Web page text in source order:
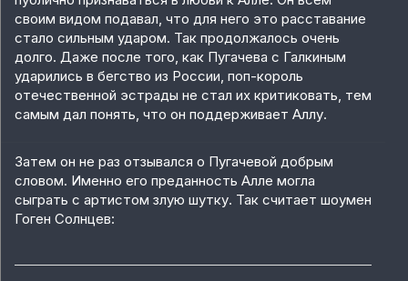
своим видом подавал, что для него это расставание
стало сильным ударом. Так продолжалось очень
долго. Даже после того, как Пугачева с Галкиным
ударились в бегство из России, поп-король
отечественной эстрады не стал их критиковать, тем
самым дал понять, что он поддерживает Аллу.
Затем он не раз отзывался о Пугачевой добрым
словом. Именно его преданность Алле могла
сыграть с артистом злую шутку. Так считает шоумен
Гоген Солнцев: